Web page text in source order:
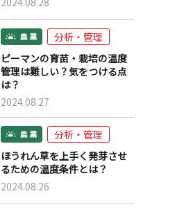
分析・管理
ピーマンの育苗・栽培の温度
管理は難しい？気をつける点
は？
2024.08.27
分析・管理
ほうれん草を上手く発芽させ
るための温度条件とは？
2024.08.26